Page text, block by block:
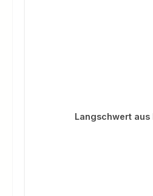
Langschwert aus